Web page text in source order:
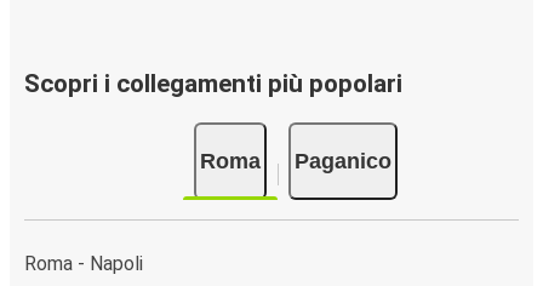
Scopri i collegamenti più popolari
Roma Paganico
Roma - Napoli